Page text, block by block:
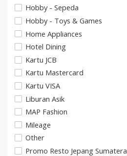
Hobby - Sepeda
Hobby - Toys & Games
Home Appliances
Hotel Dining
Kartu JCB
Kartu Mastercard
Kartu VISA
Liburan Asik
MAP Fashion
Mileage
Other
Promo Resto Jepang Sumatera